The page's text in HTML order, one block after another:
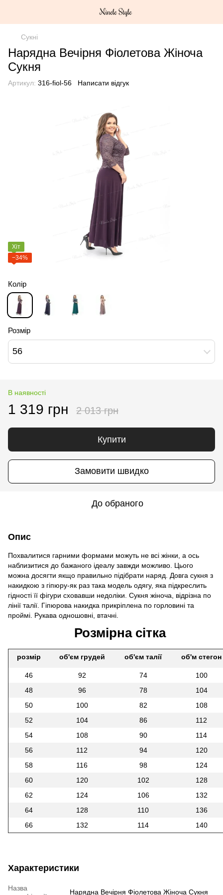
Сукні
Нарядна Вечірня Фіолетова Жіноча
Сукня
Артикул: 316-fiol-56 Написати відгук
Хіт
−34%
Колір
Розмір
56
В наявності
1 319 грн 2 013 грн
Купити
Замовити швидко
До обраного
Опис
Похвалитися гарними формами можуть не всі жінки, а ось
наблизитися до бажаного ідеалу завжди можливо. Цього
можна досягти якщо правильно підібрати наряд. Довга сукня з
накидкою з гіпюру-як раз така модель одягу, яка підкреслить
гідності її фігури сховавши недоліки. Сукня жіноча, відрізна по
лінії талії. Гіпюрова накидка прикріплена по горловині та
проймі. Рукава одношовні, втачні.
Розмірна сітка
розмір об'єм грудей об'єм талії об'м стегон
46 92 74
100
48
96 78
104
50
100 82
108
52
104 86
112
54
108 90
114
56
112 94
120
58
116 98
124
60
120 102
128
62
124 106
132
64
128 110
136
66
132 114 140
Характеристики
Назва
Нарядна Вечірня Фіолетова Жіноча Сукня